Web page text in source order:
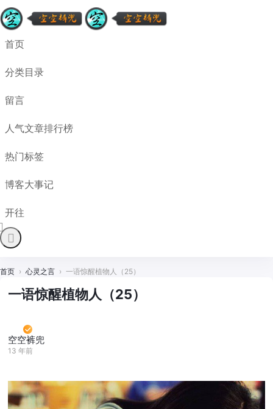
首页
分类目录
留言
人气文章排行榜
热门标签
博客大事记
开往
首页 › 心灵之言 › 一语惊醒植物人（25）
一语惊醒植物人（25）
空空裤兜
13 年前